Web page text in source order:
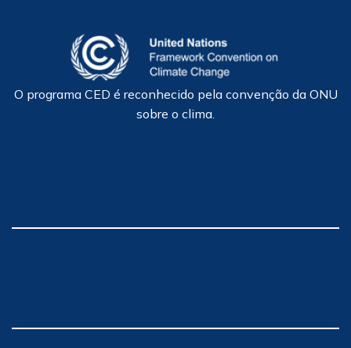
O programa CED é reconhecido pela convenção da ONU
sobre o clima.